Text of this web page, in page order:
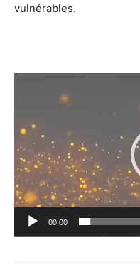
vulnérables.
00:00